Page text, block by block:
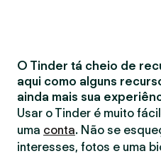
O Tinder tá cheio de
aqui como alguns
ainda mais sua
Usar o Tinder é muito
uma conta. Não se
interesses, fotos e uma